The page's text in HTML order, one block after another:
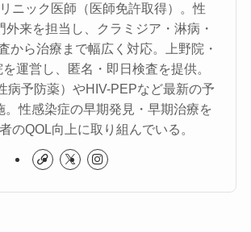
ニック医師（医師免許取得）。性
外来を担当し、クラミジア・淋病・
から治療まで幅広く対応。上野院・
運営し、匿名・即日検査を提供。
病予防薬）やHIV-PEPなど最新の予
。性感染症の早期発見・早期治療を
のQOL向上に取り組んでいる。